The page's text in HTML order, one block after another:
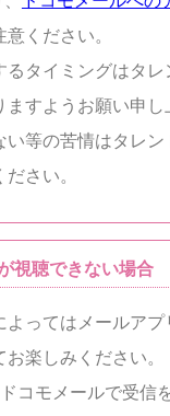
ください。
るタイミングはタ
すようお願い申し
い等の苦情はタレ
さい。
視聴できない場合
よってはメールア
楽しみください。
コモメールで受信